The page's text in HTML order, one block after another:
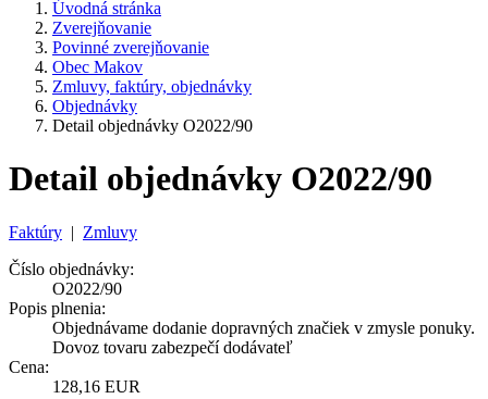
Úvodná stránka
Zverejňovanie
Povinné zverejňovanie
Obec Makov
Zmluvy, faktúry, objednávky
Objednávky
Detail objednávky O2022/90
Detail objednávky O2022/90
Faktúry | Zmluvy
Číslo objednávky:
O2022/90
Popis plnenia:
Objednávame dodanie dopravných značiek v zmysle ponuky.
Dovoz tovaru zabezpečí dodávateľ
Cena:
128,16 EUR